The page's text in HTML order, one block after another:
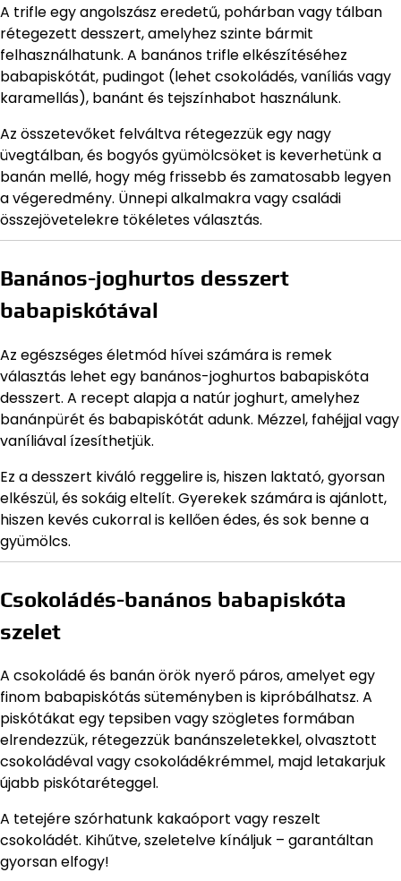
A trifle egy angolszász eredetű, pohárban vagy tálban
rétegezett desszert, amelyhez szinte bármit
felhasználhatunk. A banános trifle elkészítéséhez
babapiskótát, pudingot (lehet csokoládés, vaníliás vagy
karamellás), banánt és tejszínhabot használunk.
Az összetevőket felváltva rétegezzük egy nagy
üvegtálban, és bogyós gyümölcsöket is keverhetünk a
banán mellé, hogy még frissebb és zamatosabb legyen
a végeredmény. Ünnepi alkalmakra vagy családi
összejövetelekre tökéletes választás.
Banános-joghurtos desszert
babapiskótával
Az egészséges életmód hívei számára is remek
választás lehet egy banános-joghurtos babapiskóta
desszert. A recept alapja a natúr joghurt, amelyhez
banánpürét és babapiskótát adunk. Mézzel, fahéjjal vagy
vaníliával ízesíthetjük.
Ez a desszert kiváló reggelire is, hiszen laktató, gyorsan
elkészül, és sokáig eltelít. Gyerekek számára is ajánlott,
hiszen kevés cukorral is kellően édes, és sok benne a
gyümölcs.
Csokoládés-banános babapiskóta
szelet
A csokoládé és banán örök nyerő páros, amelyet egy
finom babapiskótás süteményben is kipróbálhatsz. A
piskótákat egy tepsiben vagy szögletes formában
elrendezzük, rétegezzük banánszeletekkel, olvasztott
csokoládéval vagy csokoládékrémmel, majd letakarjuk
újabb piskótaréteggel.
A tetejére szórhatunk kakaóport vagy reszelt
csokoládét. Kihűtve, szeletelve kínáljuk – garantáltan
gyorsan elfogy!